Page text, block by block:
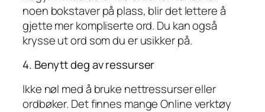
noen bokstaver på plass, blir det lettere å
gjette mer kompliserte ord. Du kan også
krysse ut ord som du er usikker på.
4. Benytt deg av ressurser
Ikke nøl med å bruke nettressurser eller
ordbøker. Det finnes mange Online verktøy